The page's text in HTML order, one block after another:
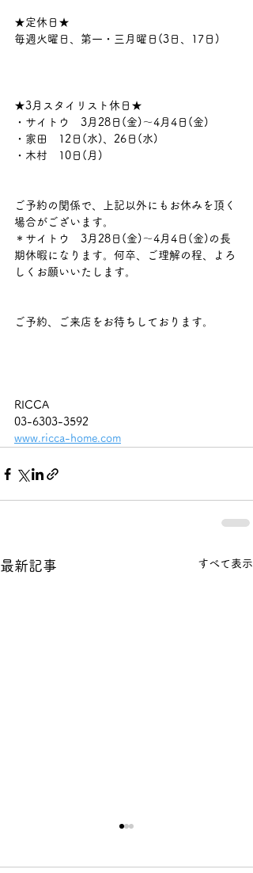
★定休日★
毎週火曜日、第一・三月曜日(3日、17日)
★3月スタイリスト休日★
・サイトウ　3月28日(金)〜4月4日(金)
・家田　12日(水)、26日(水)
・木村　10日(月)
ご予約の関係で、上記以外にもお休みを頂く
場合がございます。
＊サイトウ　3月28日(金)〜4月4日(金)の長
期休暇になります。何卒、ご理解の程、よろ
しくお願いいたします。
ご予約、ご来店をお待ちしております。
RICCA
03-6303-3592
www.ricca-home.com
最新記事 すべて表示